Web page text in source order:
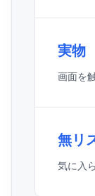
実物
画面を
無リ
気に入